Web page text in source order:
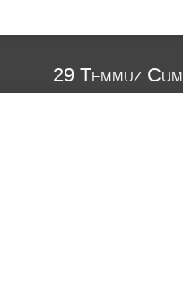
29 Temmuz Cum